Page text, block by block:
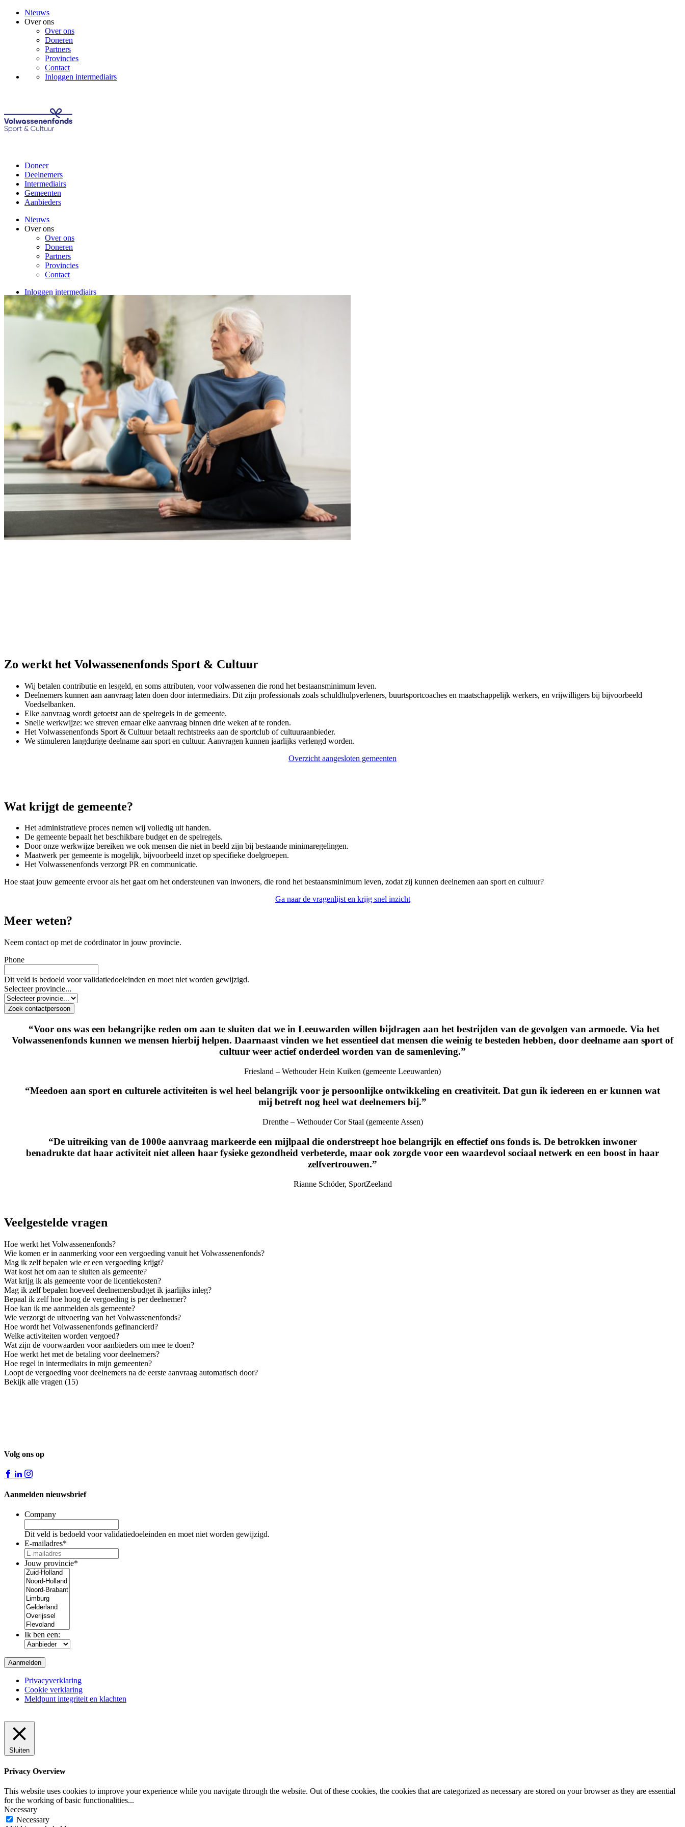
Nieuws
Over ons
Over ons
Doneren
Partners
Provincies
Contact
Inloggen intermediairs
Doneer
Deelnemers
Intermediairs
Gemeenten
Aanbieders
Nieuws
Over ons
Over ons
Doneren
Partners
Provincies
Contact
Inloggen intermediairs
Zo werkt het Volwassenenfonds Sport & Cultuur
Wij betalen contributie en lesgeld, en soms attributen, voor volwassenen die rond het bestaansminimum leven.
Deelnemers kunnen aan aanvraag laten doen door intermediairs. Dit zijn professionals zoals schuldhulpverleners, buurtsportcoaches en maatschappelijk werkers, en vrijwilligers bij bijvoorbeeld
Voedselbanken.
Elke aanvraag wordt getoetst aan de spelregels in de gemeente.
Snelle werkwijze: we streven ernaar elke aanvraag binnen drie weken af te ronden.
Het Volwassenenfonds Sport & Cultuur betaalt rechtstreeks aan de sportclub of cultuuraanbieder.
We stimuleren langdurige deelname aan sport en cultuur. Aanvragen kunnen jaarlijks verlengd worden.
Overzicht aangesloten gemeenten
Wat krijgt de gemeente?
Het administratieve proces nemen wij volledig uit handen.
De gemeente bepaalt het beschikbare budget en de spelregels.
Door onze werkwijze bereiken we ook mensen die niet in beeld zijn bij bestaande minimaregelingen.
Maatwerk per gemeente is mogelijk, bijvoorbeeld inzet op specifieke doelgroepen.
Het Volwassenenfonds verzorgt PR en communicatie.
Hoe staat jouw gemeente ervoor als het gaat om het ondersteunen van inwoners, die rond het bestaansminimum leven, zodat zij kunnen deelnemen aan sport en cultuur?
Ga naar de vragenlijst en krijg snel inzicht
Meer weten?
Neem contact op met de coördinator in jouw provincie.
Phone
Dit veld is bedoeld voor validatiedoeleinden en moet niet worden gewijzigd.
Selecteer provincie...
“Voor ons was een belangrijke reden om aan te sluiten dat we in Leeuwarden willen bijdragen aan het bestrijden van de gevolgen van armoede. Via het
Volwassenenfonds kunnen we mensen hierbij helpen. Daarnaast vinden we het essentieel dat mensen die weinig te besteden hebben, door deelname aan sport of
cultuur weer actief onderdeel worden van de samenleving.”
Friesland – Wethouder Hein Kuiken (gemeente Leeuwarden)
“Meedoen aan sport en culturele activiteiten is wel heel belangrijk voor je persoonlijke ontwikkeling en creativiteit. Dat gun ik iedereen en er kunnen wat
mij betreft nog heel wat deelnemers bij.”
Drenthe – Wethouder Cor Staal (gemeente Assen)
“De uitreiking van de 1000e aanvraag markeerde een mijlpaal die onderstreept hoe belangrijk en effectief ons fonds is. De betrokken inwoner
benadrukte dat haar activiteit niet alleen haar fysieke gezondheid verbeterde, maar ook zorgde voor een waardevol sociaal netwerk en een boost in haar
zelfvertrouwen.”
Rianne Schöder, SportZeeland
Veelgestelde vragen
Hoe werkt het Volwassenenfonds?
Wie komen er in aanmerking voor een vergoeding vanuit het Volwassenenfonds?
Mag ik zelf bepalen wie er een vergoeding krijgt?
Wat kost het om aan te sluiten als gemeente?
Wat krijg ik als gemeente voor de licentiekosten?
Mag ik zelf bepalen hoeveel deelnemersbudget ik jaarlijks inleg?
Bepaal ik zelf hoe hoog de vergoeding is per deelnemer?
Hoe kan ik me aanmelden als gemeente?
Wie verzorgt de uitvoering van het Volwassenenfonds?
Hoe wordt het Volwassenenfonds gefinancierd?
Welke activiteiten worden vergoed?
Wat zijn de voorwaarden voor aanbieders om mee te doen?
Hoe werkt het met de betaling voor deelnemers?
Hoe regel in intermediairs in mijn gemeenten?
Loopt de vergoeding voor deelnemers na de eerste aanvraag automatisch door?
Bekijk alle vragen (15)
Volg ons op
Aanmelden nieuwsbrief
Company
Dit veld is bedoeld voor validatiedoeleinden en moet niet worden gewijzigd.
E-mailadres*
Jouw provincie*
Ik ben een:
Privacyverklaring
Cookie verklaring
Meldpunt integriteit en klachten
Sluiten
Privacy Overview
This website uses cookies to improve your experience while you navigate through the website. Out of these cookies, the cookies that are categorized as necessary are stored on your browser as they are essential
for the working of basic functionalities...
Necessary
Necessary